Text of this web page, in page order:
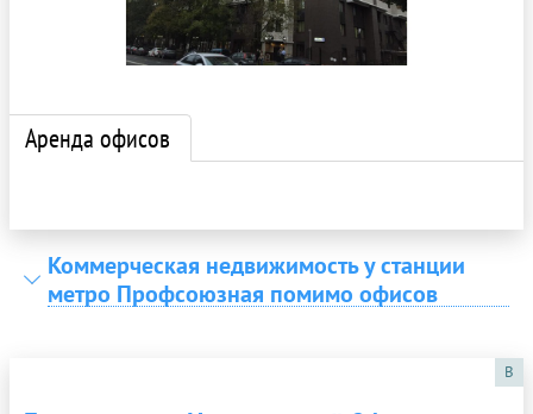
Аренда офисов
Коммерческая недвижимость у станции
метро Профсоюзная помимо офисов
B